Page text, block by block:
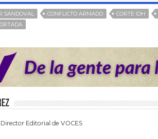
SANDOVAL CONFLICTO ARMADO CORTE IDH
Director Editorial de VOCES